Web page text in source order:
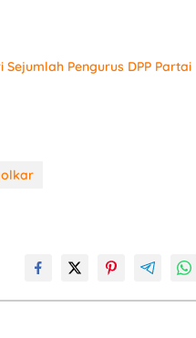
Pengurus DPP Partai